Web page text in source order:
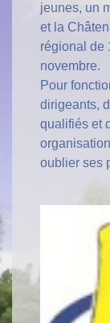
jeunes, un
et la
régional de
novembre.
Pour
dirigeants,
qualifiés et
oublier ses